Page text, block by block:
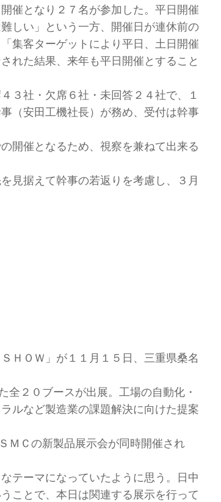
催となり２７名が参加した。平日開催
しい」という一方、開催日が連休前の
集客ターゲットにより平日、土日開催
れた結果、来年も平日開催とすること
３社・欠席６社・未回答２４社で、１
（安田工機社長）が務め、受付は幹事
開催となるため、視察を兼ねて出来る
見据えて幹事の若返りを考慮し、３月
ＯＷ」が１１月１５日、三重県桑名
２０ブースが出展。工場の自動化・
ルなど製造業の課題解決に向けた提案
ＭＣの新製品展示会が同時開催され
テーマになっていたように思う。日中
ことで、本日は関連する展示を行って